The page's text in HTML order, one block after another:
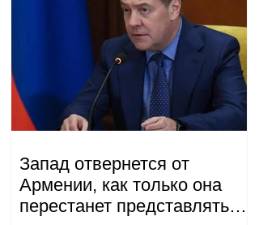
Запад отвернется от
Армении, как только она
перестанет представлять